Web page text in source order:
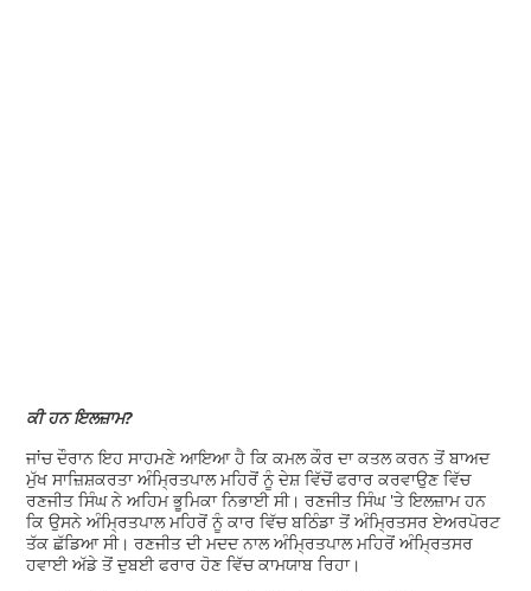
ਕੀ ਹਨ ਇਲਜ਼ਾਮ?
ਜਾਂਚ ਦੌਰਾਨ ਇਹ ਸਾਹਮਣੇ ਆਇਆ ਹੈ ਕਿ ਕਮਲ ਕੌਰ ਦਾ ਕਤਲ ਕਰਨ ਤੋਂ ਬਾਅਦ
ਮੁੱਖ ਸਾਜ਼ਿਸ਼ਕਰਤਾ ਅੰਮ੍ਰਿਤਪਾਲ ਮਹਿਰੋਂ ਨੂੰ ਦੇਸ਼ ਵਿੱਚੋਂ ਫਰਾਰ ਕਰਵਾਉਣ ਵਿੱਚ
ਰਣਜੀਤ ਸਿੰਘ ਨੇ ਅਹਿਮ ਭੂਮਿਕਾ ਨਿਭਾਈ ਸੀ। ਰਣਜੀਤ ਸਿੰਘ 'ਤੇ ਇਲਜ਼ਾਮ ਹਨ
ਕਿ ਉਸਨੇ ਅੰਮ੍ਰਿਤਪਾਲ ਮਹਿਰੋਂ ਨੂੰ ਕਾਰ ਵਿੱਚ ਬਠਿੰਡਾ ਤੋਂ ਅੰਮ੍ਰਿਤਸਰ ਏਅਰਪੋਰਟ
ਤੱਕ ਛੱਡਿਆ ਸੀ। ਰਣਜੀਤ ਦੀ ਮਦਦ ਨਾਲ ਅੰਮ੍ਰਿਤਪਾਲ ਮਹਿਰੋਂ ਅੰਮ੍ਰਿਤਸਰ
ਹਵਾਈ ਅੱਡੇ ਤੋਂ ਦੁਬਈ ਫਰਾਰ ਹੋਣ ਵਿੱਚ ਕਾਮਯਾਬ ਰਿਹਾ।